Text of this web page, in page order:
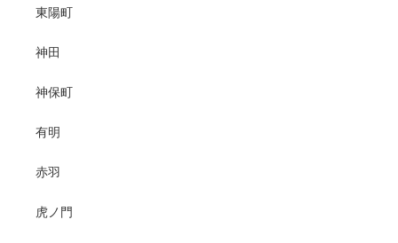
東陽町
神田
神保町
有明
赤羽
虎ノ門